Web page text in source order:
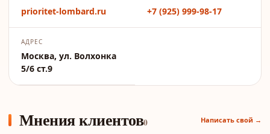
prioritet-lombard.ru +7 (925) 999-98-17
АДРЕС
Москва, ул. Волхонка
5/6 ст.9
Мнения клиентов0 Написать свой →